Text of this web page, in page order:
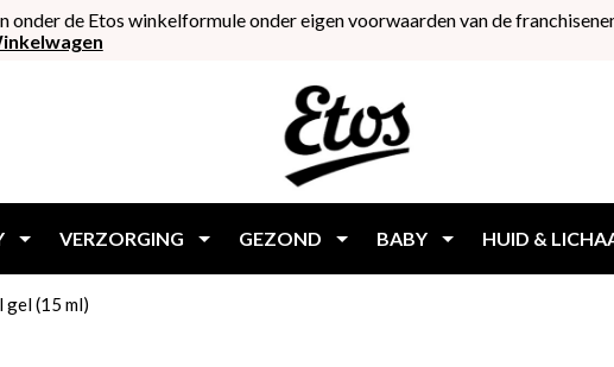
de Etos winkelformule onder eigen voorwaarden van de
VERZORGING GEZOND BABY HUID &
gel (15 ml)